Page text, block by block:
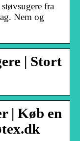
fra
Nem og
| Stort
| Køb en